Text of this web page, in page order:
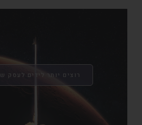
רוצים יותר לידים לעסק